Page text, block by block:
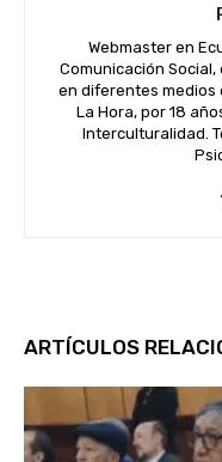
Webmaster en
Comunicación
en diferentes medios
La Hora, por 18
Interculturalidad.
ARTÍCULOS